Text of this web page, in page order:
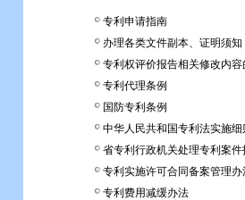
专利申请指南
办理各类文件副本、证明须知
专利权评价报告相关修改内容
专利代理条例
国防专利条例
中华人民共和国专利法实施细
省专利行政机关处理专利案
专利实施许可合同备案管理办
专利费用减缓办法